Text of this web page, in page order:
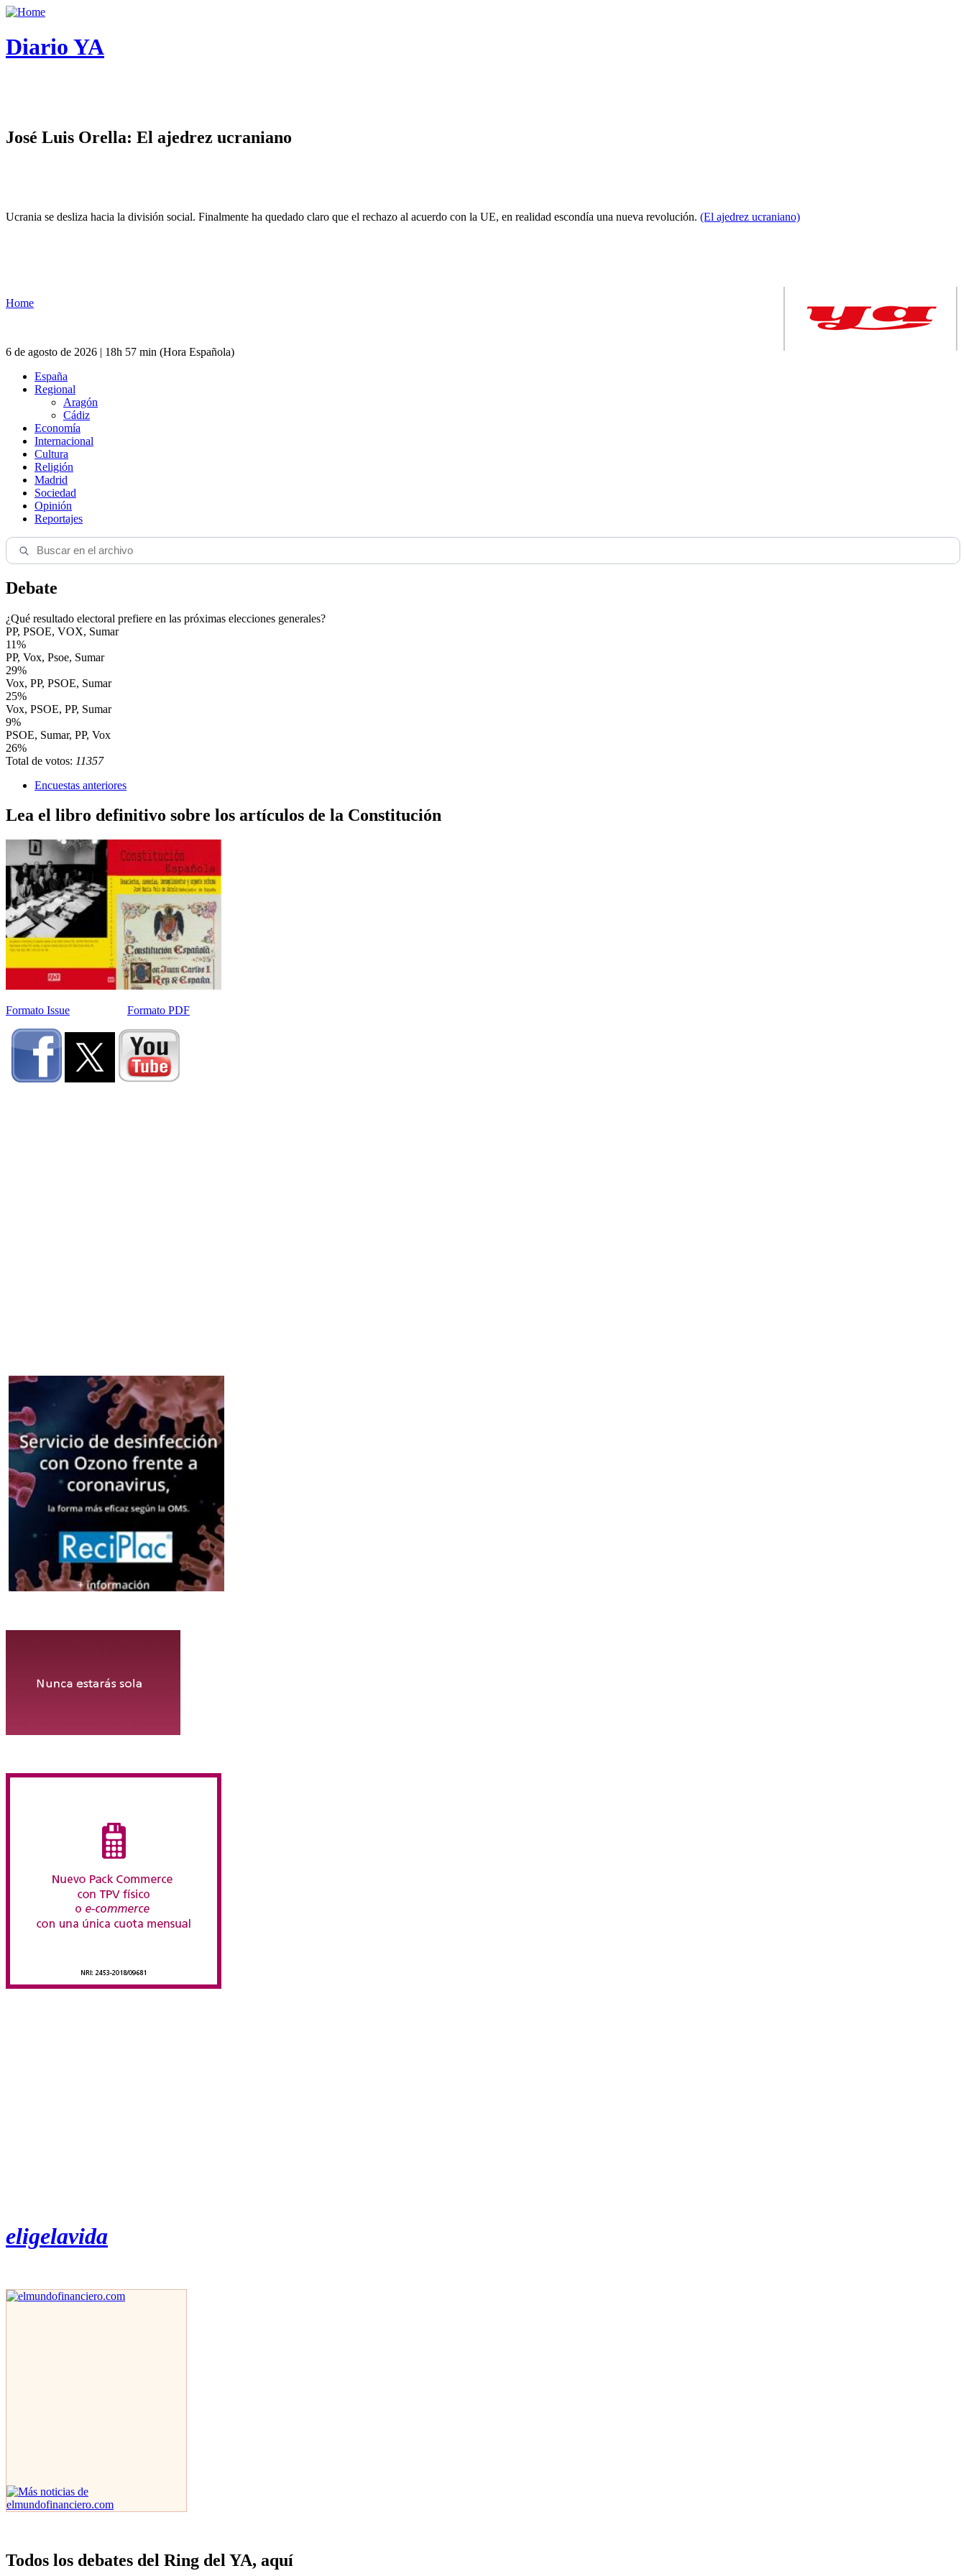
Diario YA
José Luis Orella: El ajedrez ucraniano
Ucrania se desliza hacia la división social. Finalmente ha quedado claro que el rechazo al acuerdo con la UE, en realidad escondía una nueva revolución. (El ajedrez ucraniano)
Home
6 de agosto de 2026 | 18h 57 min (Hora Española)
España
Regional
Aragón
Cádiz
Economía
Internacional
Cultura
Religión
Madrid
Sociedad
Opinión
Reportajes
Debate
¿Qué resultado electoral prefiere en las próximas elecciones generales?
PP, PSOE, VOX, Sumar
11%
PP, Vox, Psoe, Sumar
29%
Vox, PP, PSOE, Sumar
25%
Vox, PSOE, PP, Sumar
9%
PSOE, Sumar, PP, Vox
26%
Total de votos: 11357
Encuestas anteriores
Lea el libro definitivo sobre los artículos de la Constitución
Formato Issue Formato PDF
eligelavida
Todos los debates del Ring del YA, aquí